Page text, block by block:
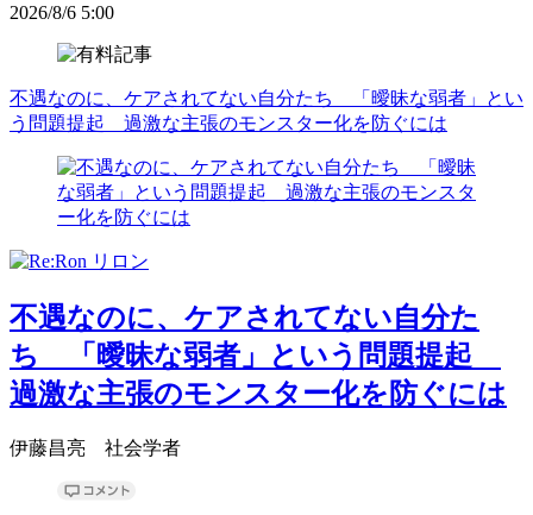
2026/8/6 5:00
不遇なのに、ケアされてない自分たち 「曖昧な弱者」とい
う問題提起 過激な主張のモンスター化を防ぐには
不遇なのに、ケアされてない自分た
ち 「曖昧な弱者」という問題提起
過激な主張のモンスター化を防ぐには
伊藤昌亮 社会学者